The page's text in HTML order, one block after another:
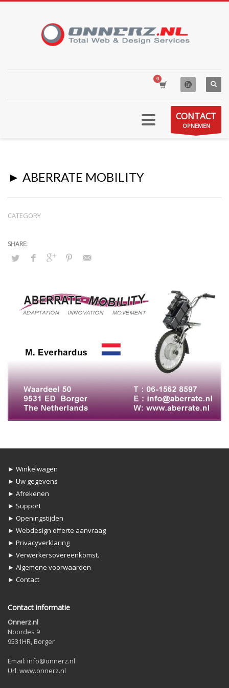
CONTACT
OPNEMEN
► ABERRATE MOBILITY
CATEGORY
► Winkelwagen
► Uw gegevens
► Afrekenen
► Support
► Openingstijden
► Webdesign offerte aanvraag
► Privacyverklaring
► Verwerkersovereenkomst.
► Algemene voorwaarden
► Contact
Contact informatie
Onnerz.nl
Noordes 9
9531HR, Borger
Email: info@onnerz.nl
Url: www.onnerz.nl